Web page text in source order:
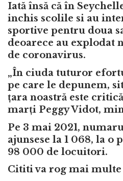
Iată însă că în
inchis scolile si au
sportive pentru doua
deoarece au explodat
de coronavirus.
„În ciuda tuturor
pe care le depunem,
țara noastră este
marți Peggy Vidot,
Pe 3 mai 2021,
ajunsese la 1 068, la o
98 000 de locuitori.
Cititi va rog mai multe